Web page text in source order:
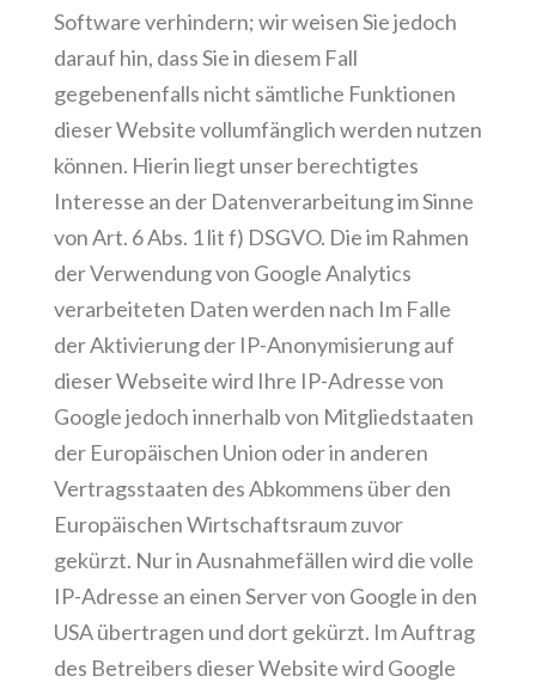
Software verhindern; wir weisen Sie jedoch
darauf hin, dass Sie in diesem Fall
gegebenenfalls nicht sämtliche Funktionen
dieser Website vollumfänglich werden nutzen
können. Hierin liegt unser berechtigtes
Interesse an der Datenverarbeitung im Sinne
von Art. 6 Abs. 1 lit f) DSGVO. Die im Rahmen
der Verwendung von Google Analytics
verarbeiteten Daten werden nach Im Falle
der Aktivierung der IP-Anonymisierung auf
dieser Webseite wird Ihre IP-Adresse von
Google jedoch innerhalb von Mitgliedstaaten
der Europäischen Union oder in anderen
Vertragsstaaten des Abkommens über den
Europäischen Wirtschaftsraum zuvor
gekürzt. Nur in Ausnahmefällen wird die volle
IP-Adresse an einen Server von Google in den
USA übertragen und dort gekürzt. Im Auftrag
des Betreibers dieser Website wird Google